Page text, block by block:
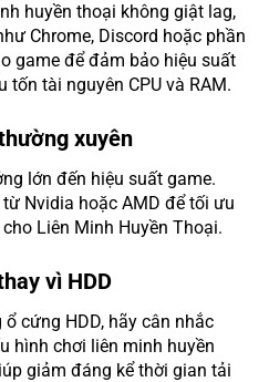
huyền thoại không giật lag,
Chrome, Discord hoặc phần
game để đảm bảo hiệu suất
tốn tài nguyên CPU và RAM.
xuyên
lớn đến hiệu suất game.
Nvidia hoặc AMD để tối ưu
Liên Minh Huyền Thoại.
vì HDD
cứng HDD, hãy cân nhắc
hình chơi liên minh huyền
giảm đáng kể thời gian tải